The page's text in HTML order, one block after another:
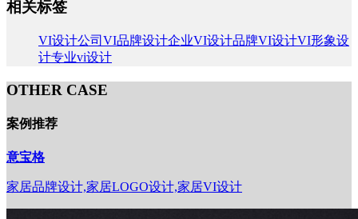
相关标签
VI设计公司 VI品牌设计企业VI设计品牌VI设计VI形象设
计专业vi设计
OTHER CASE
案例推荐
意宝格
家居品牌设计,家居LOGO设计,家居VI设计